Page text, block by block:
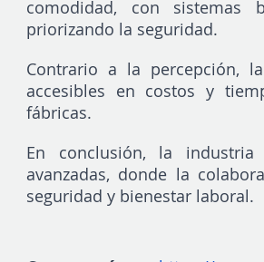
comodidad, con sistemas
priorizando la seguridad.
Contrario a la percepción,
accesibles en costos y
fábricas.
En conclusión, la
avanzadas, donde la
seguridad y bienestar laboral.